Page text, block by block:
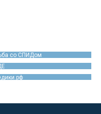
со СПИДом